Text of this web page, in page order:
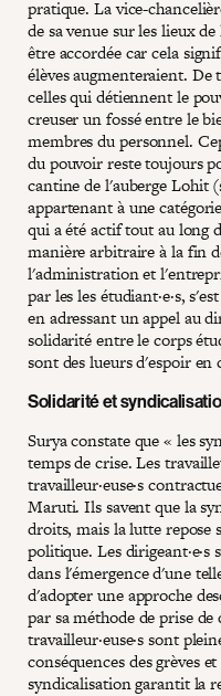
pratique. La vice-
de sa venue sur les lieux
être accordée car cela
élèves augmenteraient. De
celles qui détiennent le
creuser un fossé entre le
membres du personnel.
du pouvoir reste toujours
cantine de l'auberge Lohit
appartenant à une
qui a été actif tout au long
manière arbitraire à la fin
l'administration et
par les les étudiant·e·s,
en adressant un appel au
solidarité entre le corps
sont des lueurs d'espoir en
Solidarité et
Surya constate que « les
temps de crise. Les
travailleur·euse·s
Maruti. Ils savent que la
droits, mais la lutte repose
politique. Les
dans l'émergence d'une
d'adopter une approche
par sa méthode de prise
travailleur·euse·s sont
conséquences des grèves
syndicalisation garantit la